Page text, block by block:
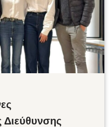
Διεύθυνσης